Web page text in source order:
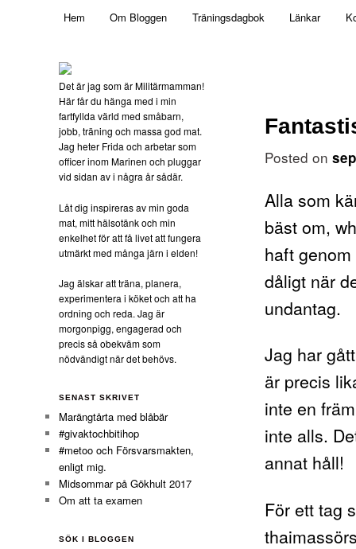
Militärmamman
Skip to primary content
Hem Om Bloggen Träningsdagbok Länkar
Posted on
Alla som
bäst om,
haft
dåligt när
undantag.
Jag har
är precis
inte en
inte alls.
annat håll!
För ett tag
Det är jag som är Militärmamman!
Här får du hänga med i min
fartfyllda värld med småbarn,
jobb, träning och massa god mat.
Jag heter Frida och arbetar som
officer inom Marinen och pluggar
vid sidan av i några år sådär.
Låt dig inspireras av min goda
mat, mitt hälsotänk och min
enkelhet för att få livet att fungera
utmärkt med många järn i elden!
Jag älskar att träna, planera,
experimentera i köket och att ha
ordning och reda. Jag är
morgonpigg, engagerad och
precis så obekväm som
nödvändigt när det behövs.
SENAST SKRIVET
Marängtårta med blåbär
#givaktochbitihop
#metoo och Försvarsmakten,
enligt mig.
Midsommar på Gökhult 2017
Om att ta examen
SÖK I BLOGGEN